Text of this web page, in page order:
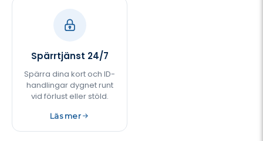
Spärrtjänst 24/7
Spärra dina kort och ID-
handlingar dygnet runt
vid förlust eller stöld.
Läs mer